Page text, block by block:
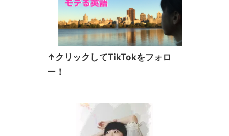
↑クリックしてTikTokをフォロ
ー！